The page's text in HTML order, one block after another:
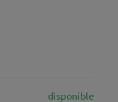
disponible